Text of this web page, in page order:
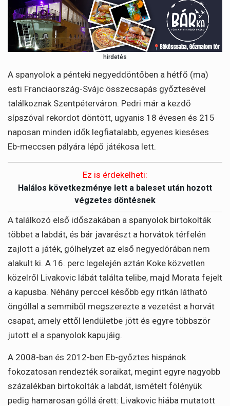
hirdetés
A spanyolok a pénteki negyeddöntőben a hétfő (ma)
esti Franciaország-Svájc összecsapás győztesével
találkoznak Szentpéterváron. Pedri már a kezdő
sípszóval rekordot döntött, ugyanis 18 évesen és 215
naposan minden idők legfiatalabb, egyenes kieséses
Eb-meccsen pályára lépő játékosa lett.
Ez is érdekelheti:
Halálos következménye lett a baleset után hozott
végzetes döntésnek
A találkozó első időszakában a spanyolok birtokolták
többet a labdát, és bár javarészt a horvátok térfelén
zajlott a játék, gólhelyzet az első negyedórában nem
alakult ki. A 16. perc legelején aztán Koke közvetlen
közelről Livakovic lábát találta telibe, majd Morata fejelt
a kapusba. Néhány perccel később egy ritkán látható
öngóllal a semmiből megszerezte a vezetést a horvát
csapat, amely ettől lendületbe jött és egyre többször
jutott el a spanyolok kapujáig.
A 2008-ban és 2012-ben Eb-győztes hispánok
fokozatosan rendezték soraikat, megint egyre nagyobb
százalékban birtokolták a labdát, ismételt fölényük
pedig hamarosan góllá érett: Livakovic hiába mutatott